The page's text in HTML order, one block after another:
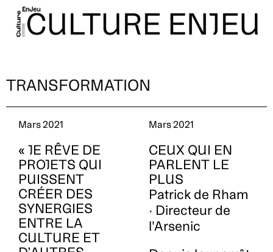
TRANSFORMATION
Mars 2021
« JE RÊVE DE
PROJETS QUI
PUISSENT
CRÉER DES
SYNERGIES
ENTRE LA
CULTURE ET
Mars 2021
CEUX QUI EN
PARLENT LE
PLUS
Patrick de Rham
· Directeur de
l'Arsenic